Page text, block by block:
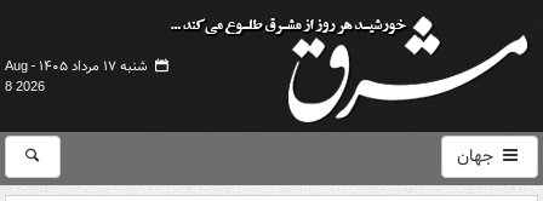
شنبه ۱۷ مرداد ۱۴۰۵ -
Aug
8 2026
جهان